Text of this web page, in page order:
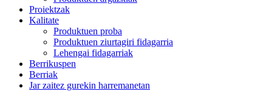
Proiektzak
Kalitate
Produktuen proba
Produktuen ziurtagiri fidagarria
Lehengai fidagarriak
Berrikuspen
Berriak
Jar zaitez gurekin harremanetan